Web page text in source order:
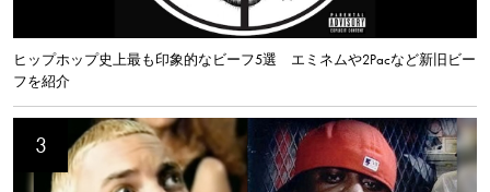
ヒップホップ史上最も印象的なビーフ5選 エミネムや2Pacなど新旧ビー
フを紹介